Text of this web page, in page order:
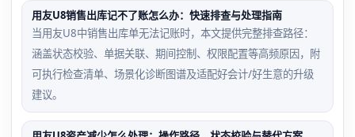
用友U8销售出库记不了账怎么办：快速排查与处理指南
当用友U8中销售出库单无法记账时，本文提供完整排查路径：
涵盖状态校验、单据关联、期间控制、权限配置等高频原因，附
可执行检查清单、场景化诊断图谱及适配好会计/好生意的升级
建议。